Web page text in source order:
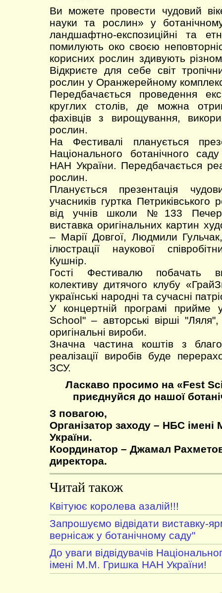
Ви можете провести чудовий
науки та рослин» у
ландшафтно-експозиційні та
помилують око своєю
корисних рослин здивують
Відкриєте для себе світ
рослин у Оранжерейному
Передбачається проведення
круглих столів, де можна
фахівців з вирощування,
рослин.
На Фестивалі планується
Національного ботанічного
НАН України. Передбачається
рослин.
Планується презентація
учасників гуртка
від учнів школи №133
виставка оригінальних картин
– Марії Довгої, Людмили
ілюстрації наукової
Кушнір.
Гості Фестивалю побачать
колективу дитячого клубу
українські народні та сучасні
У концертній програмі прийме
School" – авторські вірші
оригінальні вироби.
Значна частина коштів з
реалізації виробів буде
ЗСУ.
Ласкаво просимо на «Fest
приєднуйся до нашої
З повагою,
Організатор заходу – НБС
України.
Координатор – Джамал
директора.
Читай також
Квітуює королева азалій!!!
Запрошуємо відвідати виставку-
вернісаж у ботанічному саду"
До уваги відвідувачів
імені М.М. Гришка НАН України!